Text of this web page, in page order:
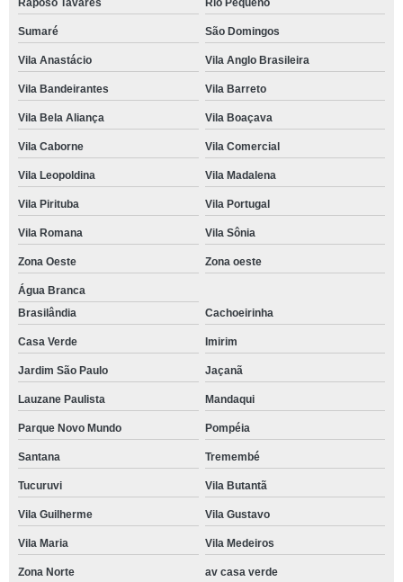
Raposo Tavares Rio Pequeno
Sumaré São Domingos
Vila Anastácio Vila Anglo Brasileira
Vila Bandeirantes Vila Barreto
Vila Bela Aliança Vila Boaçava
Vila Caborne Vila Comercial
Vila Leopoldina Vila Madalena
Vila Pirituba Vila Portugal
Vila Romana Vila Sônia
Zona Oeste Zona oeste
Água Branca
Brasilândia
Cachoeirinha
Casa Verde Imirim
Jardim São Paulo Jaçanã
Lauzane Paulista Mandaqui
Parque Novo Mundo Pompéia
Santana Tremembé
Tucuruvi Vila Butantã
Vila Guilherme Vila Gustavo
Vila Maria Vila Medeiros
Zona Norte av casa verde